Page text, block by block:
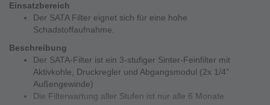
Einsatzbereich
Der SATA Filter eignet sich für eine hohe
Schadstoffaufnahme.
Beschreibung
Der SATA-Filter ist ein 3-stufiger Sinter-Feinfilter mit
Aktivkohle, Druckregler und Abgangsmodul (2x 1/4"
Außengewinde)
Die Filterwartung aller Stufen ist nur alle 6 Monate